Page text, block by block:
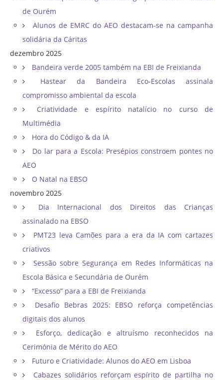
de Ourém
Alunos de EMRC do AEO destacam-se na campanha
solidária da Cáritas
dezembro 2025
Bandeira verde 2005 também na EBI de Freixianda
Hastear da Bandeira Eco-Escolas assinala
compromisso ambiental da escola
Criatividade e espírito natalício no curso de
Multimédia
Hora do Código & da IA
Do lar para a Escola: Presépios constroem pontes no
AEO
O Natal na EBSO
novembro 2025
Dia Internacional dos Direitos das Crianças
assinalado na EBSO
PMT23 leva Camões para a era da IA com cartazes
criativos
Sessão sobre Segurança em Redes Informáticas na
Escola Básica e Secundária de Ourém
“Excesso” para a EBI de Freixianda
Desafio Bebras 2025: EBSO reforça competências
digitais dos alunos
Esforço, dedicação e altruísmo reconhecidos na
Cerimónia de Mérito do AEO
Futuro e Criatividade: Alunos do AEO em Lisboa
Cabazes solidários reforçam espírito de partilha no